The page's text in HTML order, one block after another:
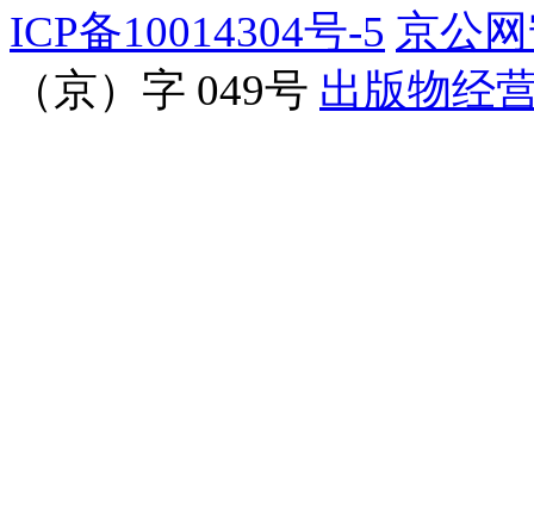
ICP备10014304号-5 京公
（京）字 049号 出版物经